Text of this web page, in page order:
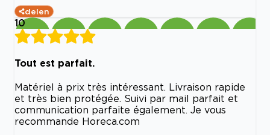
delen
10
Tout est parfait.
Matériel à prix très intéressant. Livraison rapide
et très bien protégée. Suivi par mail parfait et
communication parfaite également. Je vous
recommande Horeca.com